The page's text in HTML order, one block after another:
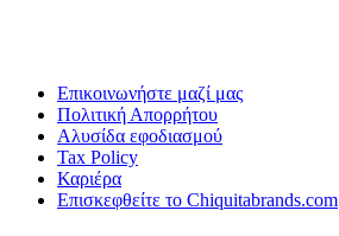
Επικοινωνήστε μαζί μας
Πολιτική Απορρήτου
Αλυσίδα εφοδιασμού
Tax Policy
Καριέρα
Επισκεφθείτε το Chiquitabrands.com